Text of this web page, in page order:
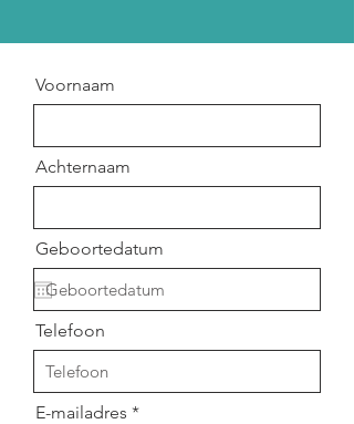
Voornaam
Achternaam
Geboortedatum
Telefoon
E-mailadres